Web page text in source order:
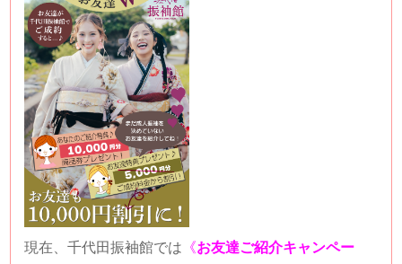
現在、千代田振袖館では 《お友達ご紹介キャンペー